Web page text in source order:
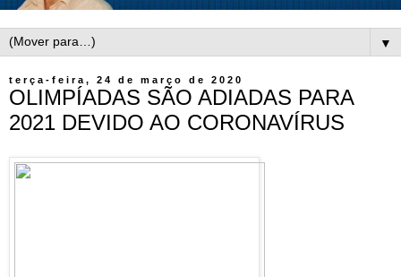
▼
terça-feira, 24 de março de 2020
OLIMPÍADAS SÃO ADIADAS PARA
2021 DEVIDO AO CORONAVÍRUS